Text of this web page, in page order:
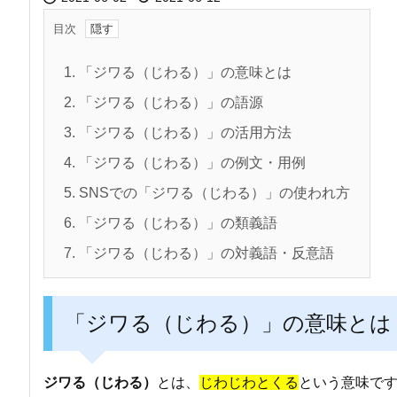
目次
1. 「ジワる（じわる）」の意味とは
2. 「ジワる（じわる）」の語源
3. 「ジワる（じわる）」の活用方法
4. 「ジワる（じわる）」の例文・用例
5. SNSでの「ジワる（じわる）」の使われ方
6. 「ジワる（じわる）」の類義語
7. 「ジワる（じわる）」の対義語・反意語
「ジワる（じわる）」の意味とは
ジワる（じわる） とは、 じわじわとくる という意味で